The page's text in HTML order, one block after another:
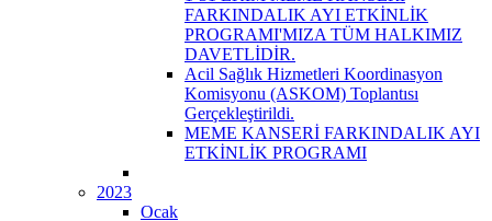
FARKINDALIK AYI ETKİNLİK
PROGRAMI'MIZA TÜM HALKIMIZ
DAVETLİDİR.
Acil Sağlık Hizmetleri Koordinasyon
Komisyonu (ASKOM) Toplantısı
Gerçekleştirildi.
MEME KANSERİ FARKINDALIK AYI
ETKİNLİK PROGRAMI
2023
Ocak